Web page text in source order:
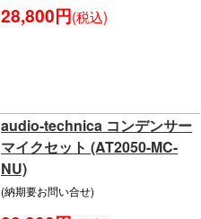
28,800円(税込)
audio-technica コンデンサー
マイクセット (AT2050-MC-
NU)
(納期要お問い合せ)